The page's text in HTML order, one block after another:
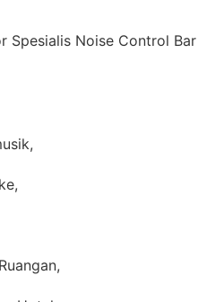
Spesialis Noise Control Bar